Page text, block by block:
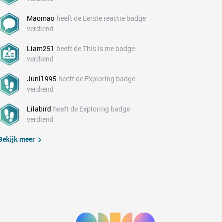
Maomao heeft de Eerste reactie badge
verdiend
Liam251 heeft de This is me badge
verdiend
Juni1995 heeft de Exploring badge
verdiend
Lilabird heeft de Exploring badge
verdiend
meer